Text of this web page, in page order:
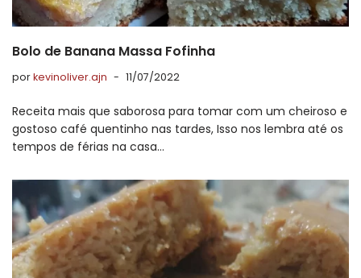
Bolo de Banana Massa Fofinha
porkevinoliver.ajn 11/07/2022
Receita mais que saborosa para tomar com um cheiroso e
gostoso café quentinho nas tardes, Isso nos lembra até os
tempos de férias na casa…